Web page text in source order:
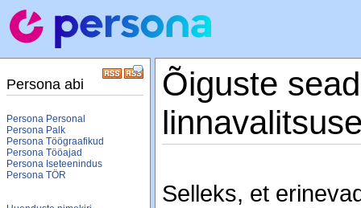
Persona abi
Persona Personal
Persona Palk
Persona Töögraafikud
Persona Tööajad
Persona Iseteenindus
Persona TÖR
Õiguste
Selleks, et